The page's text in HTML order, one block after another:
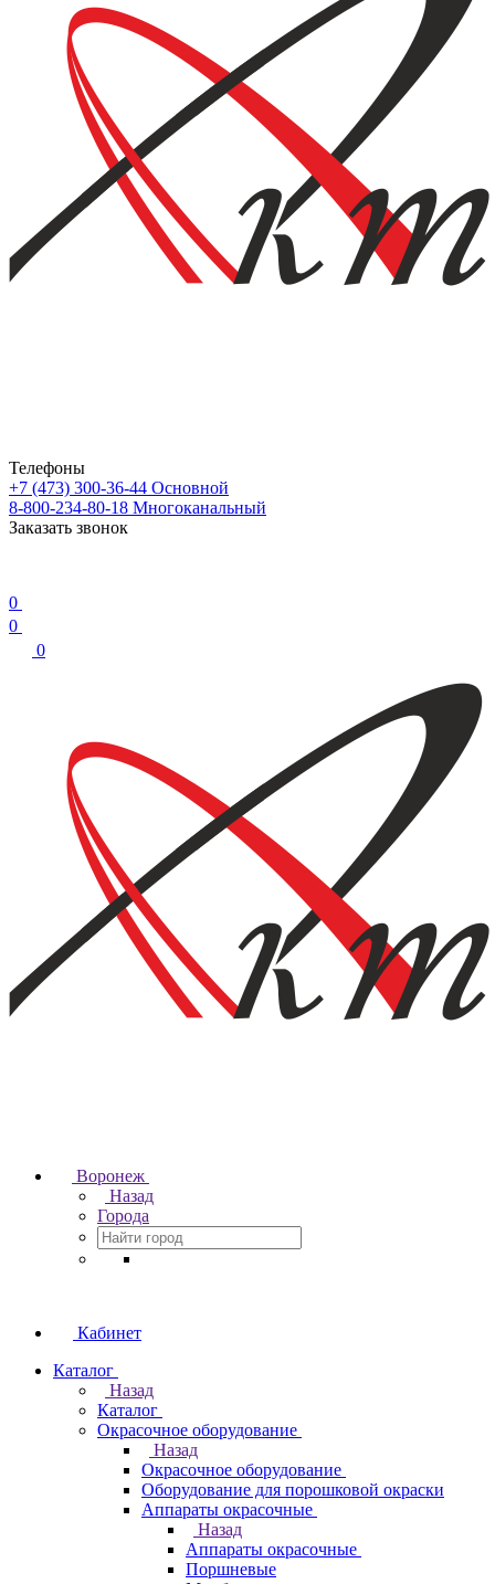
Телефоны
+7 (473) 300-36-44 Основной
8-800-234-80-18 Многоканальный
Заказать звонок
0
0
0
Воронеж
Назад
Города
Кабинет
Каталог
Назад
Каталог
Окрасочное оборудование
Назад
Окрасочное оборудование
Оборудование для порошковой окраски
Аппараты окрасочные
Назад
Аппараты окрасочные
Поршневые